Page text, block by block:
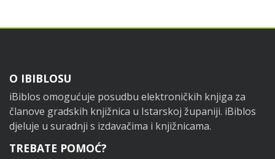
Footer
O IBIBLOSU
iBiblos omogućuje posudbu elektroničkih knjiga za
članove gradskih knjižnica u Istarskoj županiji. iBiblos
djeluje u suradnji s izdavačima i knjižnicama.
TREBATE POMOĆ?